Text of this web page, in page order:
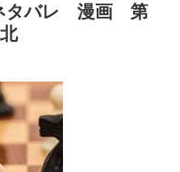
タバレ 漫画 第